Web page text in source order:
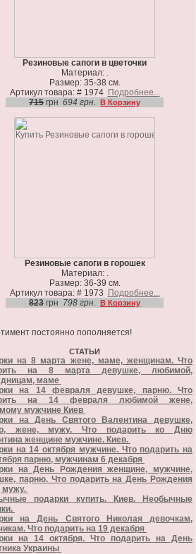
Резиновые сапоги в цветочки
Материал: .
Размер: 35-38 см.
Артикул товара: # 1974 Подробнее...
715 грн 694 грн. В Корзину
Резиновые сапоги в горошек
Материал: .
Размер: 36-39 см.
Артикул товара: # 1973
Подробнее...
823 грн 798 грн. В Корзину
постоянно пополняется!
СТАТЬИ
на 8 марта жене, маме, женщинам. Что
на 8 марта девушке, любимой,
маме
на 14 февраля девушке, парню. Что
на 14 февраля любимой жене,
мужчине Киев
на День Святого Валентина девушке,
жене, мужу. Что подарить ко Дню
женщине мужчине. Киев.
на 14 октября мужчине. Что подарить на
парню, мужчинам 6 декабря
на День Рождения женщине, мужчине,
парню. Что подарить на День Рождения
мужу.
подарки купить. Киев. Необычные
на День Святого Николая девочкам,
Что подарить на 19 декабря
на 14 октября. Что подарить на День
Украины